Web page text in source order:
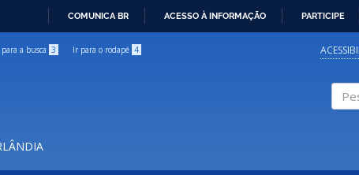
COMUNICA BR ACESSO À INFORMAÇÃO PARTICIPE
a busca 3 Ir para o rodapé 4